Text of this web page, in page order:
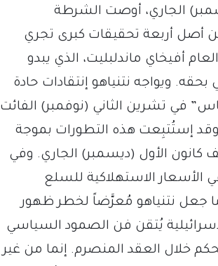
الجاري، أوصت الشرطة
من أصل أربعة تحقيقات كبرى تجري
أفيخاي ماندلبليت، الذي يبدو
ويواجه نتنياهو إنتقادات حادة
في تشرين الثاني (نوفمبر) الفائت
وقد إستُتبِعت هذه التطورات بموجة
الأول (ديسمبر) الجاري. وفي
الأسعار الاستهلاكية للسلع
ما جعل نتنياهو مُعرَّضاً لخطر ظهور
يُتقن فن الصمود السياسي
خلال العقد المنصرم. إنما من غير